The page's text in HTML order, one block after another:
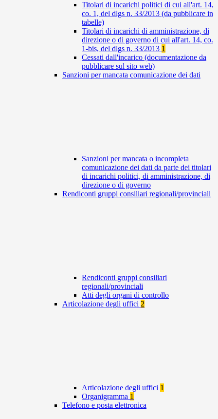
Titolari di incarichi politici di cui all'art. 14,
co. 1, del dlgs n. 33/2013 (da pubblicare in
tabelle)
Titolari di incarichi di amministrazione, di
direzione o di governo di cui all'art. 14, co.
1-bis, del dlgs n. 33/2013 1
Cessati dall'incarico (documentazione da
pubblicare sul sito web)
Sanzioni per mancata comunicazione dei dati
Sanzioni per mancata o incompleta
comunicazione dei dati da parte dei titolari
di incarichi politici, di amministrazione, di
direzione o di governo
Rendiconti gruppi consiliari regionali/provinciali
Rendiconti gruppi consiliari
regionali/provinciali
Atti degli organi di controllo
Articolazione degli uffici 2
Articolazione degli uffici 1
Organigramma 1
Telefono e posta elettronica